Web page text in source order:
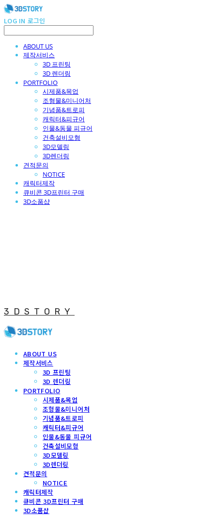
LOG IN 로그인
ABOUT US
제작서비스
3D 프린팅
3D 렌더링
PORTFOLIO
시제품&목업
조형물&미니어처
기념품&트로피
캐릭터&피규어
인물&동물 피규어
건축설비모형
3D모델링
3D렌더링
견적문의
NOTICE
캐릭터제작
큐비콘 3D프린터 구매
3D소품샵
3DSTORY
ABOUT US
제작서비스
3D 프린팅
3D 렌더링
PORTFOLIO
시제품&목업
조형물&미니어처
기념품&트로피
캐릭터&피규어
인물&동물 피규어
건축설비모형
3D모델링
3D렌더링
견적문의
NOTICE
캐릭터제작
큐비콘 3D프린터 구매
3D소품샵